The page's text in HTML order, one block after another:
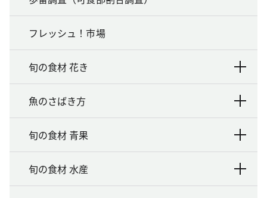
フレッシュ！市場
旬の食材 花き
魚のさばき方
旬の食材 青果
旬の食材 水産